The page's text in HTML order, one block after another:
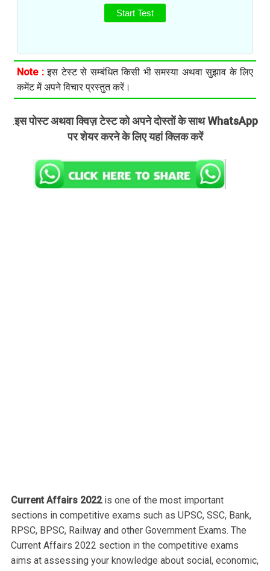
Start Test
Note :इस टेस्ट से सम्बंधित किसी भी समस्या अथवा सुझाव के लिए
कमेंट में अपने विचार प्रस्तुत करें।
.इस पोस्ट अथवा क्विज़ टेस्ट को अपने दोस्तों के साथ WhatsApp
पर शेयर करने के लिए यहां क्लिक करें
Current Affairs 2022is one of the most important
sections in competitive exams such as UPSC, SSC, Bank,
RPSC, BPSC, Railway and other Government Exams. The
Current Affairs 2022 section in the competitive exams
aims at assessing your knowledge about social, economic,